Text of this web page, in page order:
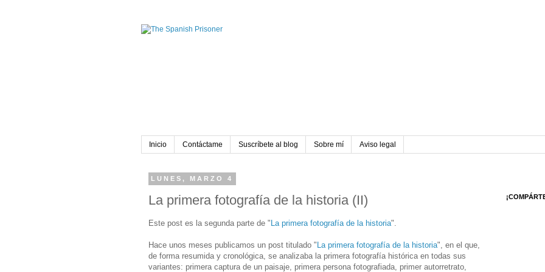
Inicio Contáctame Suscríbete al blog Sobre mí Aviso legal
LUNES, MARZO 4
La primera fotografía de la historia (II)
Este post es la segunda parte de " La primera fotografía de la historia".
Hace unos meses publicamos un post titulado " La primera fotografía de la historia", en el que,
de forma resumida y cronológica, se analizaba la primera fotografía histórica en todas sus
variantes: primera captura de un paisaje, primera persona fotografiada, primer autorretrato,